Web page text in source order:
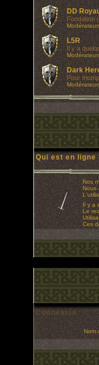
DD
Fondation
L5R
Il y a
Dark
Pour
Qui est en ligne
Nos
Nous
Il y a
Le
Ces
Connexion
Nom